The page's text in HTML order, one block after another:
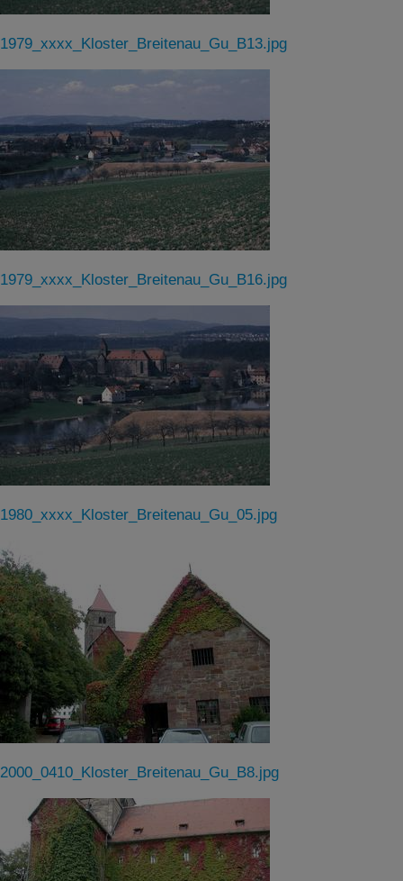
1979_xxxx_Kloster_Breitenau_Gu_B13.jpg
1979_xxxx_Kloster_Breitenau_Gu_B16.jpg
1980_xxxx_Kloster_Breitenau_Gu_05.jpg
2000_0410_Kloster_Breitenau_Gu_B8.jpg